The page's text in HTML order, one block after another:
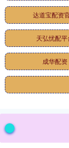
达道宝配资
天弘忧配平
成华配资